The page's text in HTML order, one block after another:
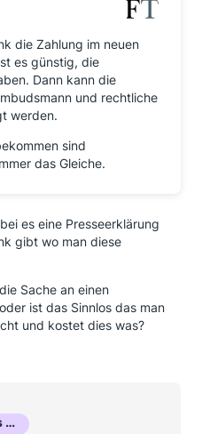
die Zahlung im neuen
es günstig, die
Dann kann die
und rechtliche
werden.
sind
das Gleiche.
es eine Presseerklärung
gibt wo man diese
Sache an einen
ist das Sinnlos das man
und kostet dies was?
Moderatorin (bis Okt 16)